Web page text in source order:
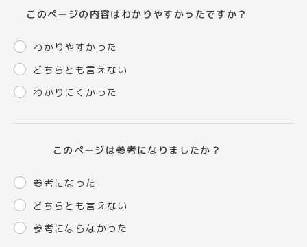
このページの内容はわかりやすかったですか？
わかりやすかった
どちらとも言えない
わかりにくかった
このページは参考になりましたか？
参考になった
どちらとも言えない
参考にならなかった